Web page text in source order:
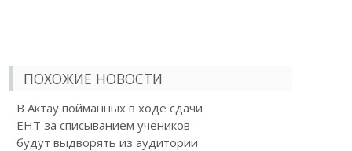
ПОХОЖИЕ НОВОСТИ
В Актау пойманных в ходе сдачи
ЕНТ за списыванием учеников
будут выдворять из аудитории